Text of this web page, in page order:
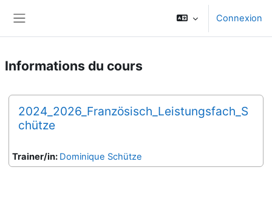
Connexion
Informations du cours
2024_2026_Französisch_Leistungsfach_S
chütze
Trainer/in: Dominique Schütze